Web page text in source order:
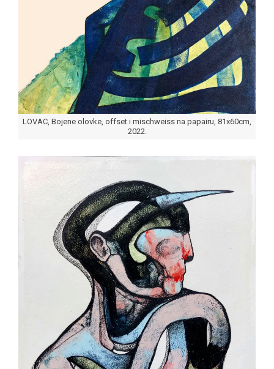
LOVAC, Bojene olovke, offset i mischweiss na papairu, 81x60cm,
2022.